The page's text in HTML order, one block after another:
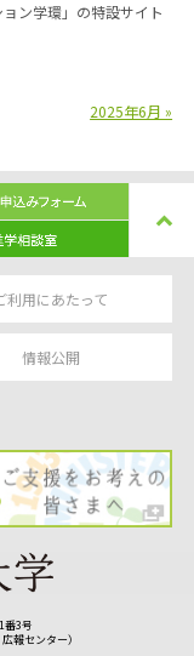
ン学環」の特設サイト
2025年6月 »
利用にあたって
情報公開
番3号
報センター）